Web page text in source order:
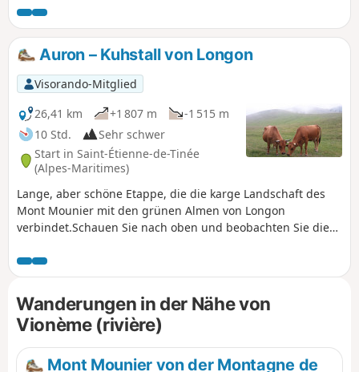
Wesen des Abenteuers hautnah zu erleben.
den Bois du Falcon und über Wiesen zum Fuße des Mont
Buissière, zum Col de la Couillole und dann zum Pin Pourri,
von wo aus Sie die Tête de Giarons und ihre weiten Wiesen
bewundern können. Der Rückweg führt durch den
charmanten Weiler Villars.
Auron – Kuhstall von Longon
Visorando-Mitglied
26,41 km
+1 807 m
-1 515 m
10 Std.
Sehr schwer
Start in Saint-Étienne-de-Tinée
(Alpes-Maritimes)
Lange, aber schöne Etappe, die die karge Landschaft des
Mont Mounier mit den grünen Almen von Longon
verbindet.Schauen Sie nach oben und beobachten Sie die
umgeben von Tieren.
Wanderungen in der Nähe von
Vionème (rivière)
Mont Mounier von der Montagne de